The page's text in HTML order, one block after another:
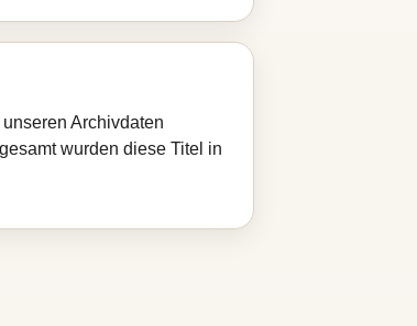
Archivdaten
wurden diese Titel in